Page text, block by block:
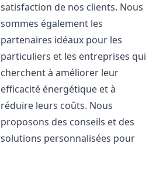
satisfaction de nos clients. Nous
sommes également les
partenaires idéaux pour les
particuliers et les entreprises qui
cherchent à améliorer leur
efficacité énergétique et à
réduire leurs coûts. Nous
proposons des conseils et des
solutions personnalisées pour